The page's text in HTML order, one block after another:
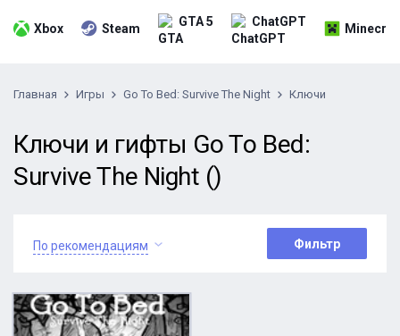
Xbox Steam GTA 5 ChatGPT
Главная Игры Go To Bed: Survive The Night Ключи
Ключи и гифты Go To Bed:
Survive The Night ()
По рекомендациям Фильтр